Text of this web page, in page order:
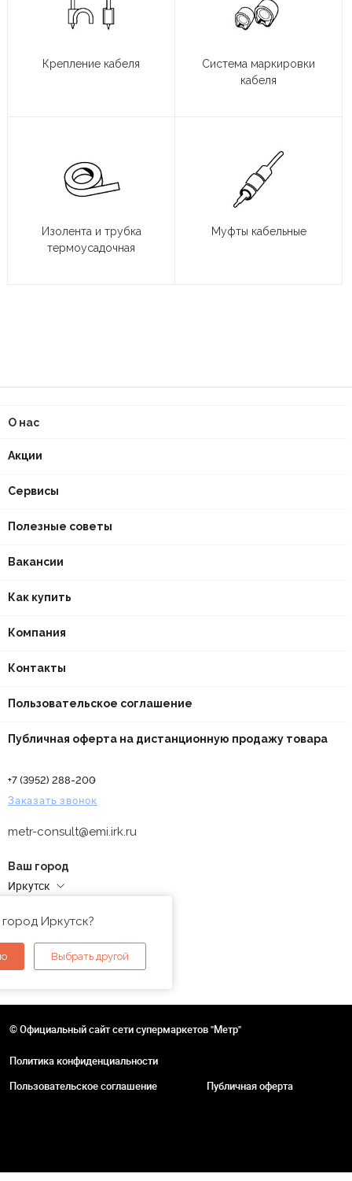
Крепление кабеля
Система маркировки
кабеля
Изолента и трубка
термоусадочная
Муфты кабельные
О нас
Акции
Сервисы
Полезные советы
Вакансии
Как купить
Компания
Контакты
Пользовательское соглашение
Публичная оферта на дистанционную продажу товара
+7 (3952) 288-200
Заказать звонок
metr-consult@emi.irk.ru
Ваш город
Иркутск
Иркутск?
Выбрать другой
© Официальный сайт сети супермаркетов "Метр"
Политика конфиденциальности
Пользовательское соглашение
Публичная оферта